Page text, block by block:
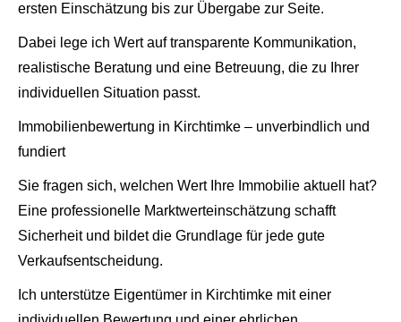
ersten Einschätzung bis zur Übergabe zur Seite.
Dabei lege ich Wert auf transparente Kommunikation,
realistische Beratung und eine Betreuung, die zu Ihrer
individuellen Situation passt.
Immobilienbewertung in Kirchtimke – unverbindlich und
fundiert
Sie fragen sich, welchen Wert Ihre Immobilie aktuell hat?
Eine professionelle Marktwerteinschätzung schafft
Sicherheit und bildet die Grundlage für jede gute
Verkaufsentscheidung.
Ich unterstütze Eigentümer in Kirchtimke mit einer